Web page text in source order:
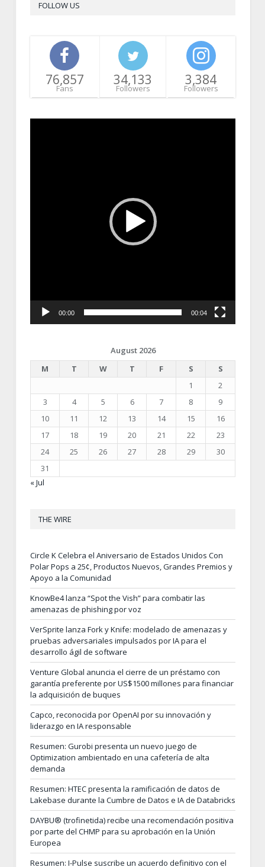
FOLLOW US
76,857
Fans
34,133
Followers
3,384
Followers
00:00 00:04
August 2026
M
T W T F S
S
1
2
3
4 5 6 7 8
9
10
11 12 13 14 15
16
17
18 19 20 21 22
23
24
25 26 27 28 29
30
31
« Jul
THE WIRE
Circle K Celebra el Aniversario de Estados Unidos Con
Polar Pops a 25¢, Productos Nuevos, Grandes Premios y
Apoyo a la Comunidad
KnowBe4 lanza “Spot the Vish” para combatir las
amenazas de phishing por voz
VerSprite lanza Fork y Knife: modelado de amenazas y
pruebas adversariales impulsados por IA para el
desarrollo ágil de software
Venture Global anuncia el cierre de un préstamo con
garantía preferente por US$1500 millones para financiar
la adquisición de buques
Capco, reconocida por OpenAI por su innovación y
liderazgo en IA responsable
Resumen: Gurobi presenta un nuevo juego de
Optimization ambientado en una cafetería de alta
demanda
Resumen: HTEC presenta la ramificación de datos de
Lakebase durante la Cumbre de Datos e IA de Databricks
DAYBU® (trofinetida) recibe una recomendación positiva
por parte del CHMP para su aprobación en la Unión
Europea
Resumen: I-Pulse suscribe un acuerdo definitivo con el